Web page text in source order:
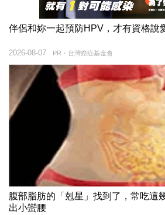
伴侶和妳一起預防HPV，才有資格說
PR・台灣癌症基金會
2026-08-07
腹部脂肪的「剋星」找到了，常吃這
出小蠻腰